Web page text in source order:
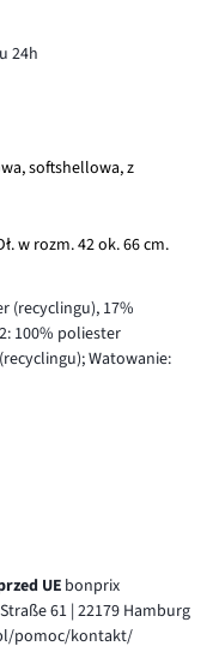
24h
softshellowa, z
w rozm. 42 ok. 66 cm.
(recyclingu), 17%
100% poliester
Watowanie:
UE bonprix
61 | 22179 Hamburg
pomoc/kontakt/